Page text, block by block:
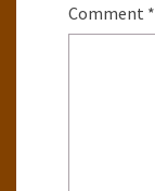
Comment *